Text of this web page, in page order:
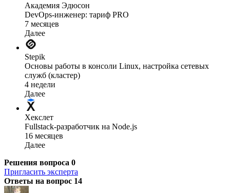
Академия Эдюсон
DevOps-инженер: тариф PRO
7 месяцев
Далее
Stepik
Основы работы в консоли Linux, настройка сетевых
служб (кластер)
4 недели
Далее
Хекслет
Fullstack-разработчик на Node.js
16 месяцев
Далее
Решения вопроса 0
Пригласить эксперта
Ответы на вопрос 14